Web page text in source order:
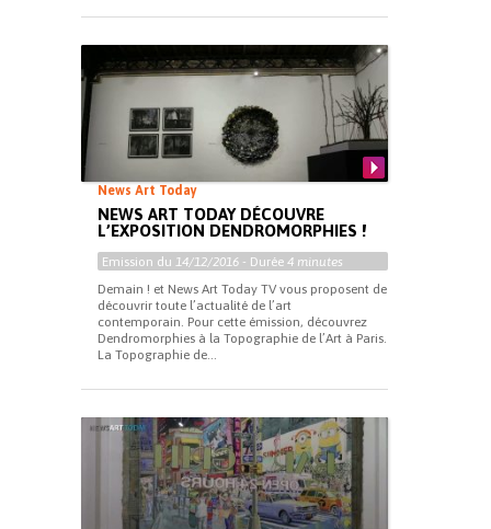
News Art Today
NEWS ART TODAY DÉCOUVRE
L’EXPOSITION DENDROMORPHIES !
Emission du 14/12/2016 - Durée 4 minutes
Demain ! et News Art Today TV vous proposent de
découvrir toute l’actualité de l’art
contemporain. Pour cette émission, découvrez
Dendromorphies à la Topographie de l’Art à Paris.
La Topographie de...